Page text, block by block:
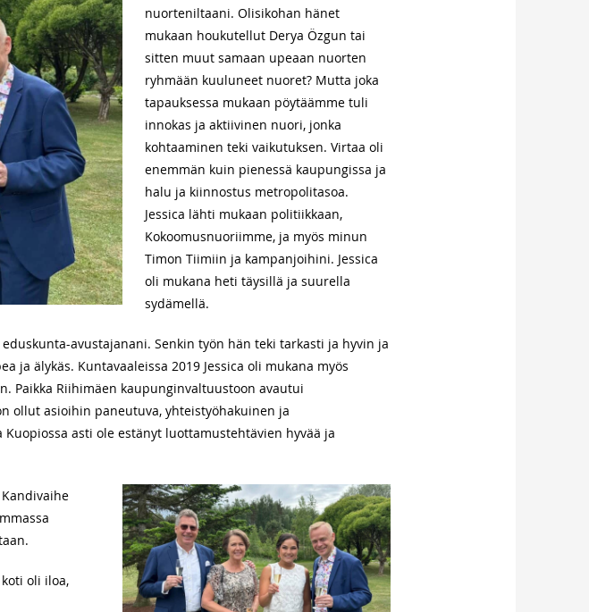
nuorteniltaani. Olisikohan hänet
mukaan houkutellut Derya Özgun tai
sitten muut samaan upeaan nuorten
ryhmään kuuluneet nuoret? Mutta joka
tapauksessa mukaan pöytäämme tuli
innokas ja aktiivinen nuori, jonka
kohtaaminen teki vaikutuksen. Virtaa oli
enemmän kuin pienessä kaupungissa ja
halu ja kiinnostus metropolitasoa.
Jessica lähti mukaan politiikkaan,
Kokoomusnuoriimme, ja myös minun
Timon Tiimiin ja kampanjoihini. Jessica
oli mukana heti täysillä ja suurella
sydämellä.
avustajanani. Senkin työn hän teki tarkasti ja hyvin ja
ja älykäs. Kuntavaaleissa 2019 Jessica oli mukana myös
Paikka Riihimäen kaupunginvaltuustoon avautui
ollut asioihin paneutuva, yhteistyöhakuinen ja
asti ole estänyt luottamustehtävien hyvää ja
oli iloa,